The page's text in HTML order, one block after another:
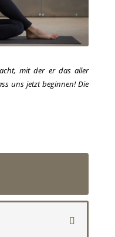
mit der er das aller
uns jetzt beginnen! Die